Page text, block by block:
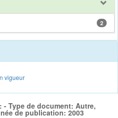
2
vigueur
- Type de document: Autre,
de publication: 2003